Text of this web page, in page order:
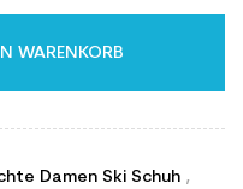
WARENKORB
Damen Ski Schuh ,